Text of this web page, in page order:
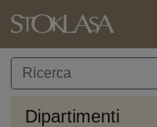
Dipartimenti